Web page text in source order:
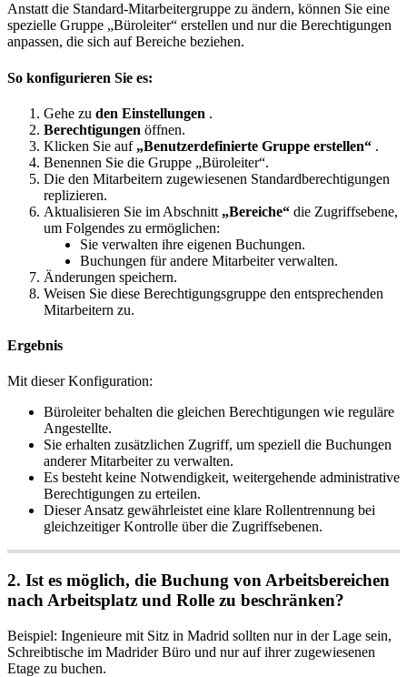
Anstatt die Standard-Mitarbeitergruppe zu ändern, können Sie eine
spezielle Gruppe „Büroleiter“ erstellen und nur die Berechtigungen
anpassen, die sich auf Bereiche beziehen.
So konfigurieren Sie es:
Gehe zu den Einstellungen .
Berechtigungen öffnen.
Klicken Sie auf „Benutzerdefinierte Gruppe erstellen“ .
Benennen Sie die Gruppe „Büroleiter“.
Die den Mitarbeitern zugewiesenen Standardberechtigungen
replizieren.
Aktualisieren Sie im Abschnitt „Bereiche“ die Zugriffsebene,
um Folgendes zu ermöglichen:
Sie verwalten ihre eigenen Buchungen.
Buchungen für andere Mitarbeiter verwalten.
Änderungen speichern.
Weisen Sie diese Berechtigungsgruppe den entsprechenden
Mitarbeitern zu.
Ergebnis
Mit dieser Konfiguration:
Büroleiter behalten die gleichen Berechtigungen wie reguläre
Angestellte.
Sie erhalten zusätzlichen Zugriff, um speziell die Buchungen
anderer Mitarbeiter zu verwalten.
Es besteht keine Notwendigkeit, weitergehende administrative
Berechtigungen zu erteilen.
DieserAnsatz gewährleistet eine klare Rollentrennung bei
gleichzeitiger Kontrolle über die Zugriffsebenen.
2. Ist es möglich, die Buchung von Arbeitsbereichen
nach Arbeitsplatz und Rolle zu beschränken?
Beispiel: Ingenieure mit Sitz in Madrid sollten nur in der Lage sein,
Schreibtische im Madrider Büro und nur auf ihrer zugewiesenen
Etage zu buchen.